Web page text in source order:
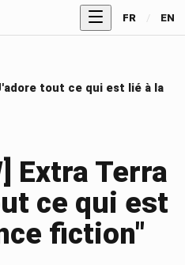
FR / EN
tout ce qui est lié à la
Extra Terra
ce qui est
fiction"